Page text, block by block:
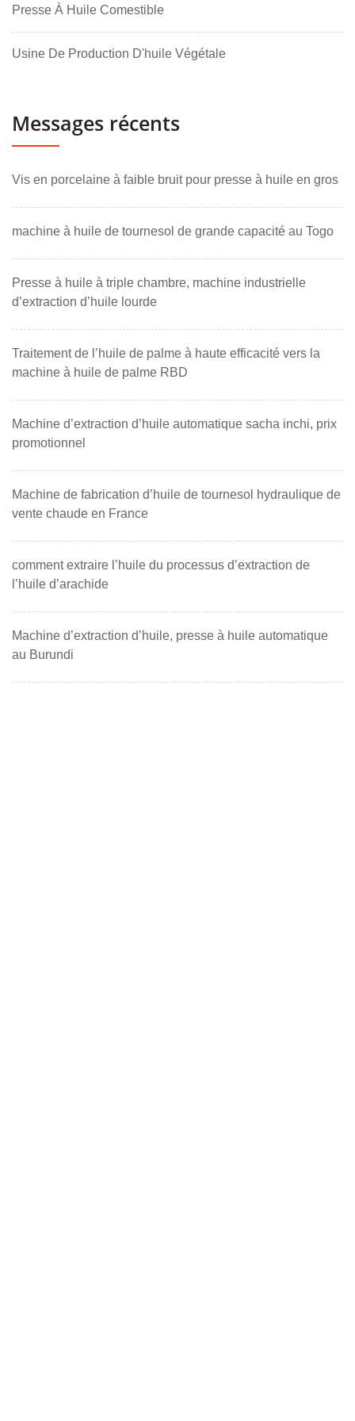
Presse À Huile Comestible
Usine De Production D'huile Végétale
Messages récents
Vis en porcelaine à faible bruit pour presse à huile en gros
machine à huile de tournesol de grande capacité au Togo
Presse à huile à triple chambre, machine industrielle
d’extraction d’huile lourde
Traitement de l’huile de palme à haute efficacité vers la
machine à huile de palme RBD
Machine d’extraction d’huile automatique sacha inchi, prix
promotionnel
Machine de fabrication d’huile de tournesol hydraulique de
vente chaude en France
comment extraire l’huile du processus d’extraction de
l’huile d’arachide
Machine d’extraction d’huile, presse à huile automatique
au Burundi